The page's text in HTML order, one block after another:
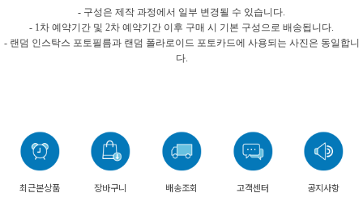
- 구성은 제작 과정에서 일부 변경될 수 있습니다.
- 1차 예약기간 및 2차 예약기간 이후 구매 시 기본 구성으로 배송됩니다.
- 랜덤 인스탁스 포토필름과 랜덤 폴라로이드 포토카드에 사용되는 사진은 동일합니
다.
최근본상품 장바구니 배송조회 고객센터 공지사항